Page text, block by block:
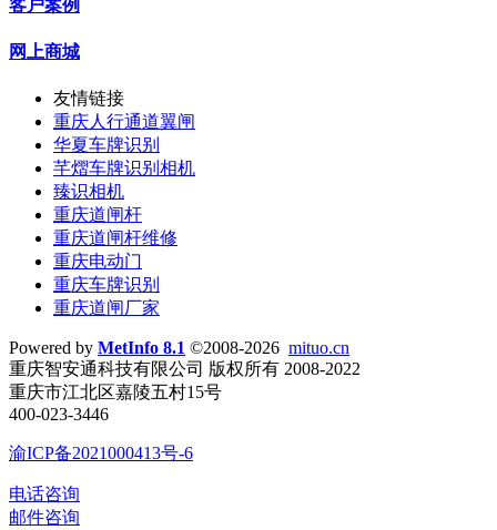
客户案例
网上商城
友情链接
重庆人行通道翼闸
华夏车牌识别
芊熠车牌识别相机
臻识相机
重庆道闸杆
重庆道闸杆维修
重庆电动门
重庆车牌识别
重庆道闸厂家
Powered by MetInfo 8.1 ©2008-2026 mituo.cn
重庆智安通科技有限公司 版权所有 2008-2022
重庆市江北区嘉陵五村15号
400-023-3446
渝ICP备2021000413号-6
电话咨询
邮件咨询